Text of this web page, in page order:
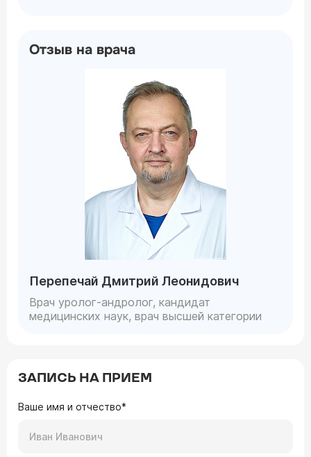
Отзыв на врача
Перепечай Дмитрий Леонидович
Врач уролог-андролог, кандидат
медицинских наук, врач высшей категории
ЗАПИСЬ НА ПРИЕМ
Ваше имя и отчество*